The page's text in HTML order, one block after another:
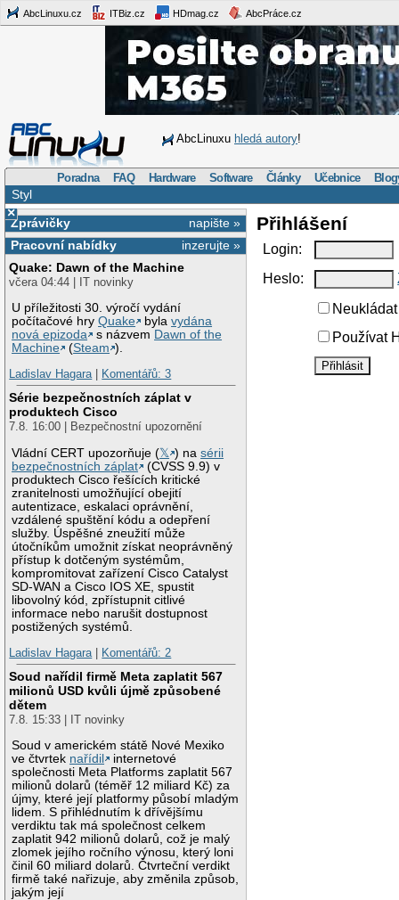
AbcLinuxu.cz ITBiz.cz HDmag.cz AbcPráce.cz
AbcLinuxu hledá autory!
Poradna FAQ Hardware Software Články Učebnice
Styl
×
napište »
Zprávičky
inzerujte »
Pracovní nabídky
Quake: Dawn of the Machine
včera 04:44 | IT novinky
U příležitosti 30. výročí vydání
počítačové hryQuake bylavydána
nová epizoda
s názvem Dawn of the
Machine
(Steam ).
Ladislav Hagara| Komentářů: 3
Série bezpečnostních záplat v
produktech Cisco
7.8. 16:00 | Bezpečnostní upozornění
Vládní CERT upozorňuje (𝕏 ) nasérii
bezpečnostních záplat
(CVSS 9.9) v
produktech Cisco řešících kritické
zranitelnosti umožňující obejití
autentizace, eskalaci oprávnění,
vzdálené spuštění kódu a odepření
služby. Úspěšné zneužití může
útočníkům umožnit získat neoprávněný
přístup k dotčeným systémům,
kompromitovat zařízení Cisco Catalyst
SD-WAN a Cisco IOS XE, spustit
libovolný kód, zpřístupnit citlivé
informace nebo narušit dostupnost
postižených systémů.
Ladislav Hagara| Komentářů: 2
Soud nařídil firmě Meta zaplatit 567
milionů USD kvůli újmě způsobené
dětem
7.8. 15:33 | IT novinky
Soud v americkém státě Nové Mexiko
ve čtvrtek nařídil
internetové
společnosti Meta Platforms zaplatit 567
milionů dolarů (téměř 12 miliard Kč) za
újmy, které její platformy působí mladým
lidem. S přihlédnutím k dřívějšímu
verdiktu tak má společnost celkem
zaplatit 942 milionů dolarů, což je malý
zlomek jejího ročního výnosu, který loni
činil 60 miliard dolarů. Čtvrteční verdikt
firmě také nařizuje, aby změnila způsob,
jakým její
Přihlášení
Login:
Heslo:
Používat